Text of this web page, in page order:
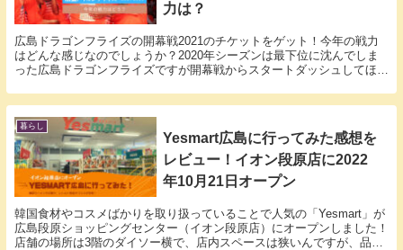
力は？
広島ドラゴンフライズの開幕戦2021のチケットをゲット！今年の戦力
はどんな感じなのでしょうか？2020年シーズンは最下位に沈んでしま
った広島ドラゴンフライズですが開幕戦からスタートダッシュしてほし
暮らし
Yesmart広島に行ってみた感想を
レビュー！イオン段原店に2022
年10月21日オープン
韓国食材やコスメばかりを取り扱っていることで人気の「Yesmart」が
広島段原ショッピングセンター（イオン段原店）にオープンしました！
店舗の場所は3階のダイソー横で、店内スペースは狭いんですが、品揃